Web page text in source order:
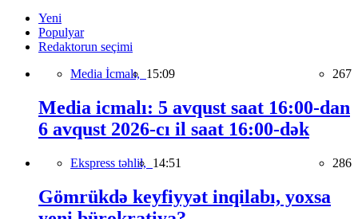
Yeni
Populyar
Redaktorun seçimi
Media İcmalı, 15:09 267
Media icmalı: 5 avqust saat 16:00-dan
6 avqust 2026-cı il saat 16:00-dək
Ekspress təhlil, 14:51 286
Gömrükdə keyfiyyət inqilabı, yoxsa